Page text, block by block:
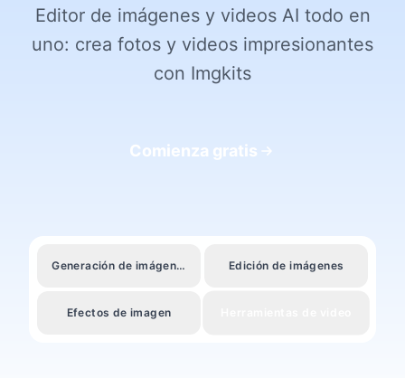
Editor de imágenes y videos AI todo en
uno: crea fotos y videos impresionantes
con Imgkits
Comienza gratis
Generación de imágenes Edición de imágenes
Efectos de imagen